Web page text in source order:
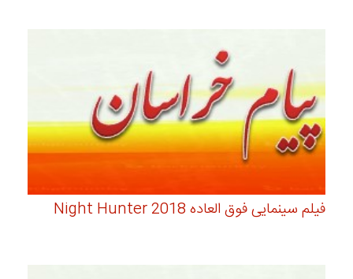
فیلم سینمایی فوق العاده Night Hunter 2018